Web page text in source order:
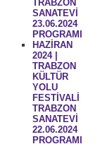
TRABZON
SANATEVİ
23.06.2024
PROGRAMI
HAZİRAN
2024 |
TRABZON
KÜLTÜR
YOLU
FESTİVALİ
TRABZON
SANATEVİ
22.06.2024
PROGRAMI